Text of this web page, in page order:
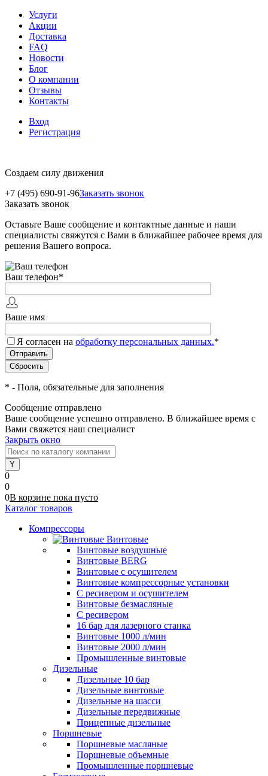
Услуги
Акции
Доставка
FAQ
Новости
Блог
О компании
Отзывы
Контакты
Вход
Регистрация
Создаем силу движения
+7 (495) 690-91-96Заказать звонок
Заказать звонок
Оставьте Ваше сообщение и контактные данные и наши
специалисты свяжутся с Вами в ближайшее рабочее время для
решения Вашего вопроса.
Ваш телефон*
Ваше имя
Я согласен на обработку персональных данных.*
* - Поля, обязательные для заполнения
Сообщение отправлено
Ваше сообщение успешно отправлено. В ближайшее время с
Вами свяжется наш специалист
Закрыть окно
0
0
0В корзине пока пусто
Каталог товаров
Компрессоры
Винтовые
Винтовые воздушные
Винтовые BERG
Винтовые с осушителем
Винтовые компрессорные установки
C ресивером и осушителем
Винтовые безмасляные
C ресивером
16 бар для лазерного станка
Винтовые 1000 л/мин
Винтовые 2000 л/мин
Промышленные винтовые
Дизельные
Дизельные 10 бар
Дизельные винтовые
Дизельные на шасси
Дизельные передвижные
Прицепные дизельные
Поршневые
Поршневые масляные
Поршневые объемные
Промышленные поршневые